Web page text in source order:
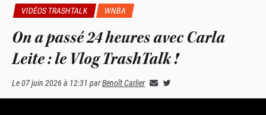
VIDÉOS TRASHTALK WNBA
On a passé 24 heures avec Carla
Leite : le Vlog TrashTalk !
Le07 juin 2026 à 12:31 parBenoît Carlier